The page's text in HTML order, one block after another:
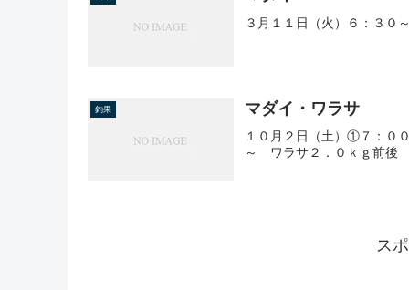
３月１１日（火）６：３
釣果 マダイ・ワラサ
１０月２日（土）①７：０
～ ワラサ２．０ｋｇ前後
ス